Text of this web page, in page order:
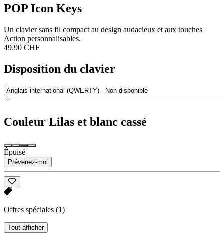
POP Icon Keys
Un clavier sans fil compact au design audacieux et aux touches
Action personnalisables.
49.90 CHF
Disposition du clavier
Couleur Lilas et blanc cassé
Épuisé
Prévenez-moi
Offres spéciales (1)
Tout afficher